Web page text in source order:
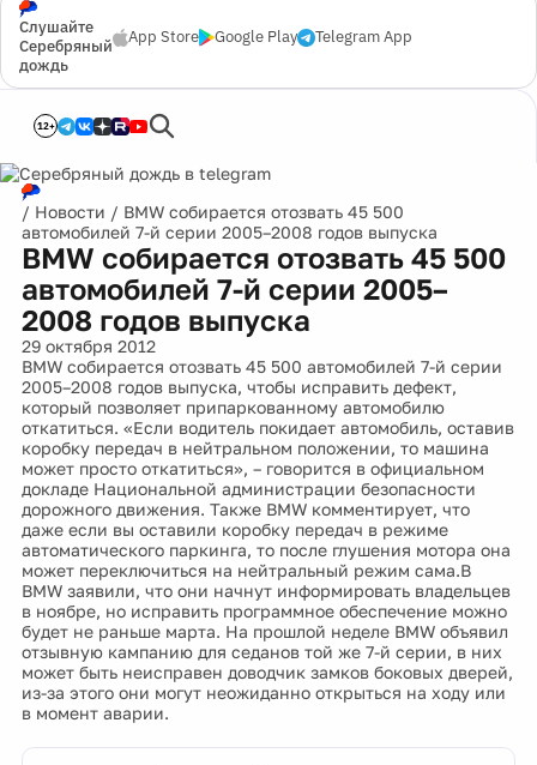
Слушайте
Серебряный
дождь
App Store Google Play Telegram App
12+
/ Новости / BMW собирается отозвать 45 500
автомобилей 7-й серии 2005–2008 годов выпуска
BMW собирается отозвать 45 500
автомобилей 7-й серии 2005–
2008 годов выпуска
29 октября 2012
BMW собирается отозвать 45 500 автомобилей 7-й серии
2005–2008 годов выпуска, чтобы исправить дефект,
который позволяет припаркованному автомобилю
откатиться. «Если водитель покидает автомобиль, оставив
коробку передач в нейтральном положении, то машина
может просто откатиться», – говорится в официальном
докладе Национальной администрации безопасности
дорожного движения. Также BMW комментирует, что
даже если вы оставили коробку передач в режиме
автоматического паркинга, то после глушения мотора она
может переключиться на нейтральный режим сама.В
BMW заявили, что они начнут информировать владельцев
в ноябре, но исправить программное обеспечение можно
будет не раньше марта. На прошлой неделе BMW объявил
отзывную кампанию для седанов той же 7-й серии, в них
может быть неисправен доводчик замков боковых дверей,
из-за этого они могут неожиданно открыться на ходу или
в момент аварии.